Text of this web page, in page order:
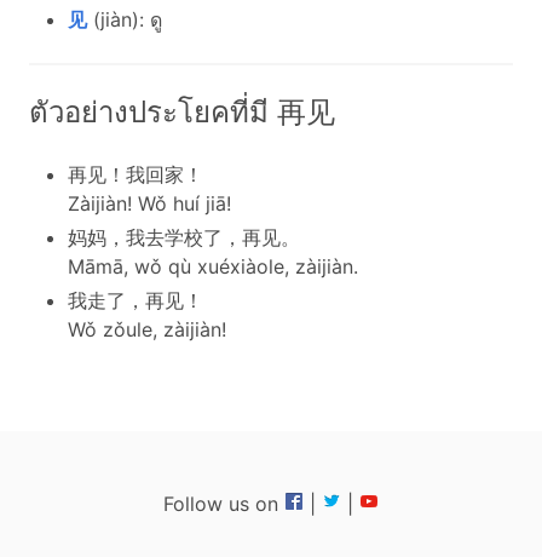
见(jiàn): ดู
ตัวอย่างประโยคที่มี 再见
再见！我回家！
Zàijiàn! Wǒ huí jiā!
妈妈，我去学校了，再见。
Māmā, wǒ qù xuéxiàole, zàijiàn.
我走了，再见！
Wǒ zǒule, zàijiàn!
Follow us on